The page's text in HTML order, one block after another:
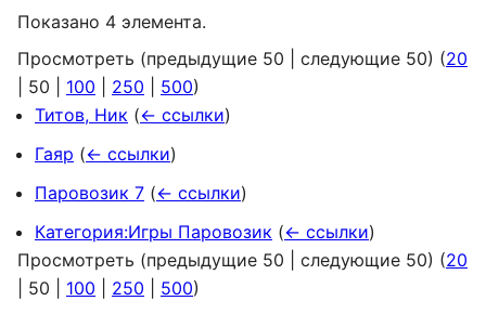
Показано 4 элемента.
Просмотреть (предыдущие 50 следующие 50) (20
50 100 250 500)
Титов, Ник (← ссылки)
Гаяр (← ссылки)
Паровозик 7 (← ссылки)
Категория:Игры Паровозик (← ссылки)
Просмотреть (предыдущие 50 следующие 50) (20
50 100 250 500)